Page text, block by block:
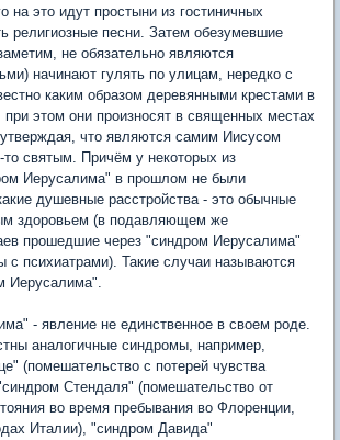
на это идут простыни из гостиничных
религиозные песни. Затем обезумевшие
не обязательно являются
начинают гулять по улицам, нередко с
каким образом деревянными крестами в
при этом они произносят в священных местах
что являются самим Иисусом
святым. Причём у некоторых из
Иерусалима" в прошлом не были
душевные расстройства - это обычные
здоровьем (в подавляющем же
прошедшие через "синдром Иерусалима"
с психиатрами). Такие случаи называются
Иерусалима".
- явление не единственное в своем роде.
аналогичные синдромы, например,
(помешательство с потерей чувства
Стендаля" (помешательство от
во время пребывания во Флоренции,
Италии), "синдром Давида"